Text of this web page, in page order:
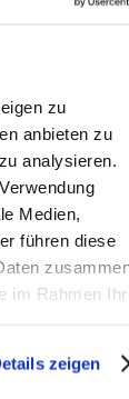
zu
anbieten zu
analysieren.
Medien,
führen diese
im Rahmen
zeigen